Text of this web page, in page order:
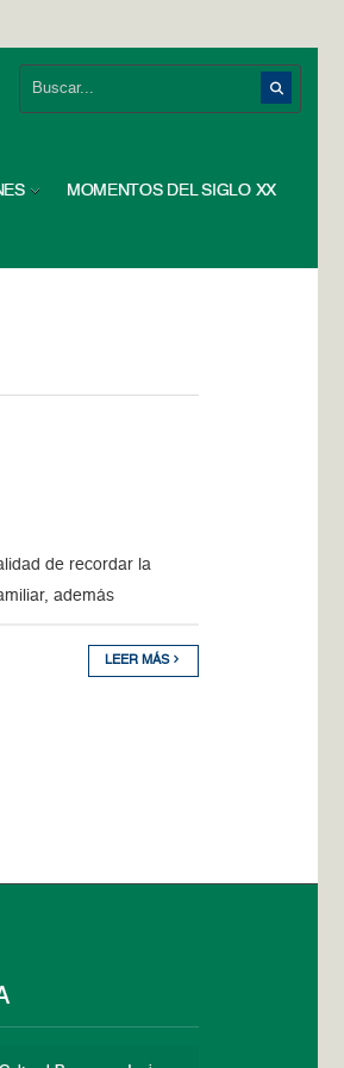
MOMENTOS DEL SIGLO XX
de recordar la
además
LEER MÁS